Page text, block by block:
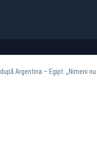
Argentina – Egipt: „Nimeni